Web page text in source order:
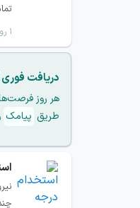
۱ روز پیش
دریافت
هر روز
طریق پیامک